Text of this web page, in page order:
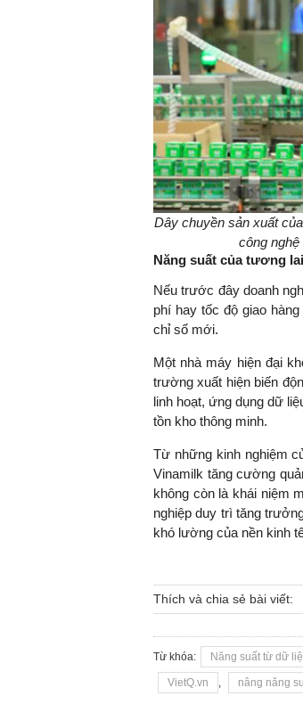
Dây chuyền sản xuất
công
Năng suất của tương
Nếu trước đây doanh
phí hay tốc độ giao
chỉ số mới.
Một nhà máy hiện đại
trường xuất hiện biến
linh hoạt, ứng dụng dữ
tồn kho thông minh.
Từ những kinh nghiệm
Vinamilk tăng cường
không còn là khái niệm
nghiệp duy trì tăng
khó lường của nền kinh
Thích và chia sẻ bài viết:
Từ khóa: Năng suất từ dữ
VietQ.vn , nâng năng